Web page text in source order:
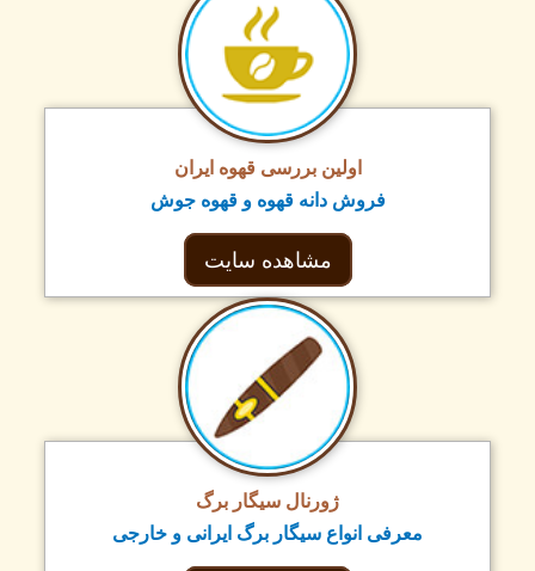
اولین بررسی قهوه ایران
فروش دانه قهوه و قهوه جوش
مشاهده سایت
ژورنال سیگار برگ
معرفی انواع سیگار برگ ایرانی و خارجی